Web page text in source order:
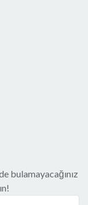
bulamayacağınız